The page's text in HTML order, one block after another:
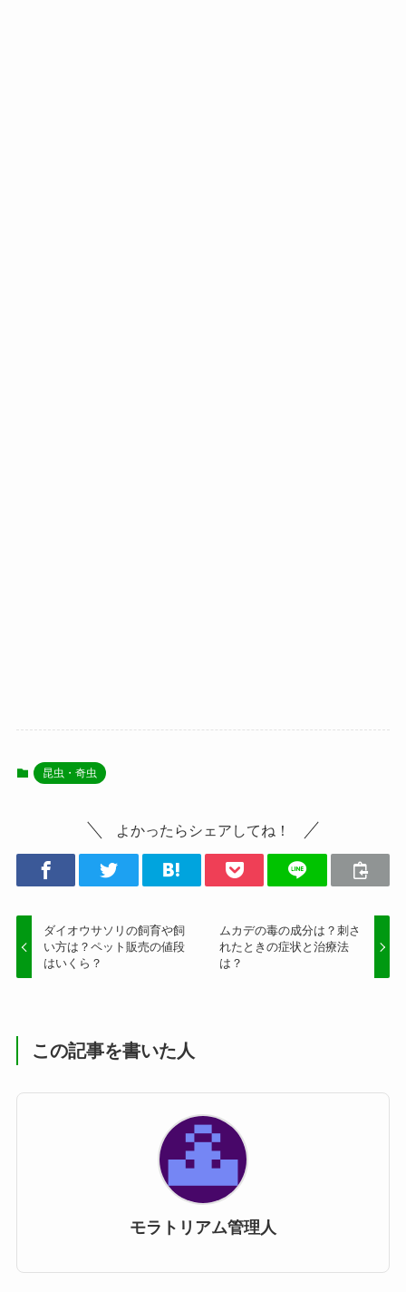
昆虫・奇虫
よかったらシェアしてね！
ダイオウサソリの飼育や飼
い方は？ペット販売の値段
はいくら？
ムカデの毒の成分は？刺さ
れたときの症状と治療法
は？
この記事を書いた人
モラトリアム管理人